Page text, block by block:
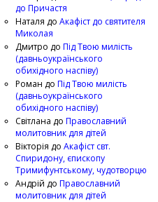
до Причастя
Наталя до Акафіст до святителя
Миколая
Дмитро до Під Твою милість
(давньоукраїнського
обихідного наспіву)
Роман до Під Твою милість
(давньоукраїнського
обихідного наспіву)
Світлана до Православний
молитовник для дітей
Вікторія до Акафіст свт.
Спиридону, єпископу
Тримифунтському, чудотворцю
Андрій до Православний
молитовник для дітей